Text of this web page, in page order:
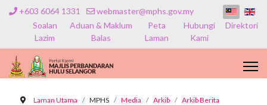
+603 6064 1331
webmaster@mphs.gov.my
Soalan
Lazim
Aduan & Maklum
Balas
Peta
Laman
Hubungi
Kami
Direktori
Laman Utama MPHS Media Arkib
Arkib Berita